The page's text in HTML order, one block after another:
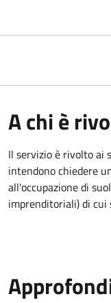
A chi è
Il servizio è rivolto ai
intendono chiedere
all'occupazione di
imprenditoriali) di cui